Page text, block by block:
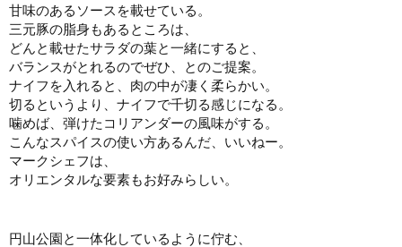
甘味のあるソースを載せている。
三元豚の脂身もあるところは、
どんと載せたサラダの葉と一緒にすると、
バランスがとれるのでぜひ、とのご提案。
ナイフを入れると、肉の中が凄く柔らかい。
切るというより、ナイフで千切る感じになる。
噛めば、弾けたコリアンダーの風味がする。
こんなスパイスの使い方あるんだ、いいねー。
マークシェフは、
オリエンタルな要素もお好みらしい。
円山公園と一体化しているように佇む、